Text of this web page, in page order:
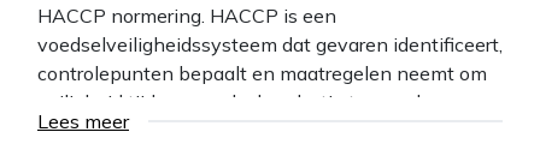
HACCP normering. HACCP is een
voedselveiligheidssysteem dat gevaren identificeert,
controlepunten bepaalt en maatregelen neemt om
veiligheid tijdens voedselproductie te waarborgen.
Lees meer